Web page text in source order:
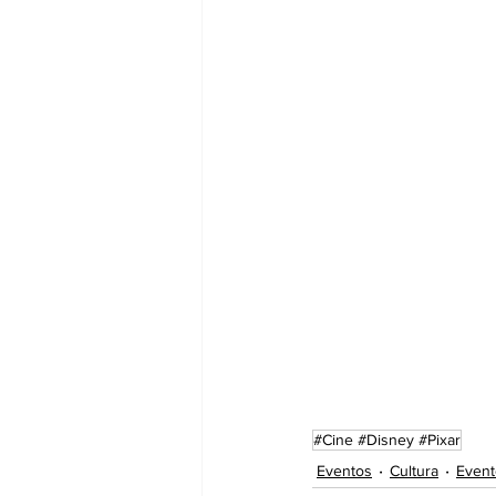
#Cine #Disney #Pixar
Eventos
Cultura